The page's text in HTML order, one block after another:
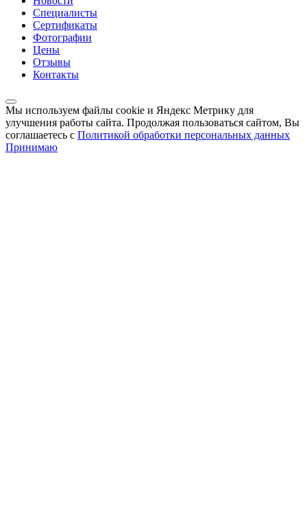
Специалисты
Сертификаты
Фотографии
Цены
Отзывы
Контакты
Мы используем файлы cookie и Яндекс Метрику для
улучшения работы сайта. Продолжая пользоваться сайтом, Вы
соглашаетесь с Политикой обработки персональных данных
Принимаю